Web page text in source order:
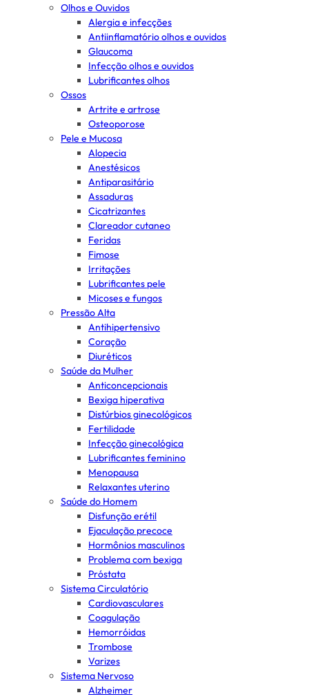
Olhos e Ouvidos
Alergia e infecções
Antiinflamatório olhos e ouvidos
Glaucoma
Infecção olhos e ouvidos
Lubrificantes olhos
Ossos
Artrite e artrose
Osteoporose
Pele e Mucosa
Alopecia
Anestésicos
Antiparasitário
Assaduras
Cicatrizantes
Clareador cutaneo
Feridas
Fimose
Irritações
Lubrificantes pele
Micoses e fungos
Pressão Alta
Antihipertensivo
Coração
Diuréticos
Saúde da Mulher
Anticoncepcionais
Bexiga hiperativa
Distúrbios ginecológicos
Fertilidade
Infecção ginecológica
Lubrificantes feminino
Menopausa
Relaxantes uterino
Saúde do Homem
Disfunção erétil
Ejaculação precoce
Hormônios masculinos
Problema com bexiga
Próstata
Sistema Circulatório
Cardiovasculares
Coagulação
Hemorróidas
Trombose
Varizes
Sistema Nervoso
Alzheimer